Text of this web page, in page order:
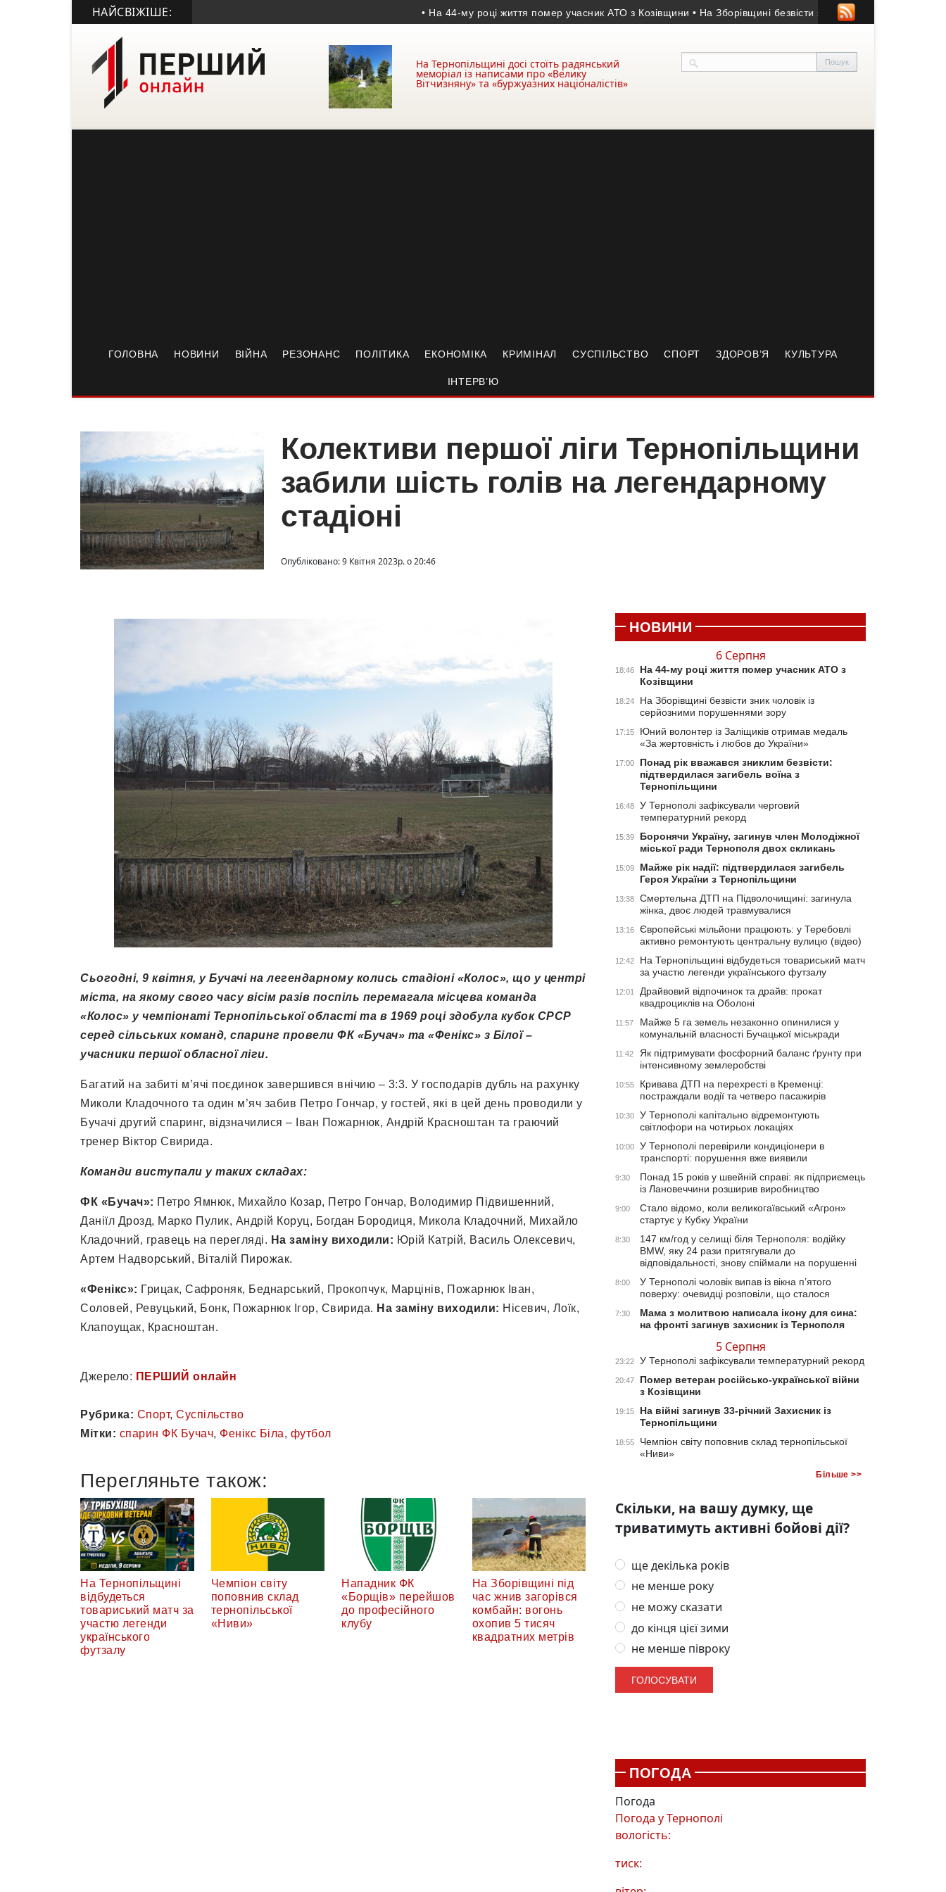
НАЙСВІЖІШЕ: • На 44-му році життя помер учасник АТО з Козівщини • На Зборівщині безвісти зник чоловік із серйозними
На Тернопільщині досі стоїть радянський
меморіал із написами про «Велику
Вітчизняну» та «буржуазних націоналістів»
ГОЛОВНА НОВИНИ ВІЙНА РЕЗОНАНС ПОЛІТИКА ЕКОНОМІКА КРИМІНАЛ СУСПІЛЬСТВО СПОРТ ЗДОРОВ’Я КУЛЬТУРА
ІНТЕРВ’Ю
Колективи першої ліги Тернопільщини
забили шість голів на легендарному
стадіоні
Опубліковано: 9 Квітня 2023р. о 20:46
Сьогодні, 9 квітня, у Бучачі на легендарному колись стадіоні «Колос», що у центрі
міста, на якому свого часу вісім разів поспіль перемагала місцева команда
«Колос» у чемпіонаті Тернопільської області та в 1969 році здобула кубок СРСР
серед сільських команд, спаринг провели ФК «Бучач» та «Фенікс» з Білої –
учасники першої обласної ліги.
Багатий на забиті м’ячі поєдинок завершився внічию – 3:3. У господарів дубль на рахунку
Миколи Кладочного та один м’яч забив Петро Гончар, у гостей, які в цей день проводили у
Бучачі другий спаринг, відзначилися – Іван Пожарнюк, Андрій Красноштан та граючий
тренер Віктор Свирида.
Команди виступали у таких складах:
ФК «Бучач»: Петро Ямнюк, Михайло Козар, Петро Гончар, Володимир Підвишенний,
Даніїл Дрозд, Марко Пулик, Андрій Коруц, Богдан Бородиця, Микола Кладочний, Михайло
Кладочний, гравець на перегляді. На заміну виходили: Юрій Катрій, Василь Олексевич,
Артем Надворський, Віталій Пирожак.
«Фенікс»: Грицак, Сафроняк, Беднарський, Прокопчук, Марцінів, Пожарнюк Іван,
Соловей, Ревуцький, Бонк, Пожарнюк Ігор, Свирида. На заміну виходили: Нісевич, Лоїк,
Клапоущак, Красноштан.
Джерело: ПЕРШИЙ онлайн
Рубрика: Спорт, Суспільство
Мітки: спарин ФК Бучач, Фенікс Біла, футбол
Перегляньте також:
На Тернопільщині
відбудеться
товариський матч за
участю легенди
українського
футзалу
Чемпіон світу
поповнив склад
тернопільської
«Ниви»
Нападник ФК
«Борщів» перейшов
до професійного
клубу
На Зборівщині під
час жнив загорівся
комбайн: вогонь
охопив 5 тисяч
квадратних метрів
НОВИНИ
6 Серпня
18:46
На 44-му році життя помер учасник АТО з
Козівщини
18:24
На Зборівщині безвісти зник чоловік із
серйозними порушеннями зору
17:15
Юний волонтер із Заліщиків отримав медаль
«За жертовність і любов до України»
17:00
Понад рік вважався зниклим безвісти:
підтвердилася загибель воїна з
Тернопільщини
16:48
У Тернополі зафіксували черговий
температурний рекорд
15:39
Боронячи Україну, загинув член Молодіжної
міської ради Тернополя двох скликань
15:09
Майже рік надії: підтвердилася загибель
Героя України з Тернопільщини
13:38
Смертельна ДТП на Підволочищині: загинула
жінка, двоє людей травмувалися
13:16
Європейські мільйони працюють: у Теребовлі
активно ремонтують центральну вулицю (відео)
12:42
На Тернопільщині відбудеться товариський матч
за участю легенди українського футзалу
12:01
Драйвовий відпочинок та драйв: прокат
квадроциклів на Оболоні
11:57
Майже 5 га земель незаконно опинилися у
комунальній власності Бучацької міськради
11:42
Як підтримувати фосфорний баланс ґрунту при
інтенсивному землеробстві
10:55
Кривава ДТП на перехресті в Кременці:
постраждали водії та четверо пасажирів
10:30
У Тернополі капітально відремонтують
світлофори на чотирьох локаціях
10:00
У Тернополі перевірили кондиціонери в
транспорті: порушення вже виявили
9:30
Понад 15 років у швейній справі: як підприємець
із Лановеччини розширив виробництво
9:00
Стало відомо, коли великогаївський «Агрон»
стартує у Кубку України
8:30
147 км/год у селищі біля Тернополя: водійку
BMW, яку 24 рази притягували до
відповідальності, знову спіймали на порушенні
8:00
У Тернополі чоловік випав із вікна п’ятого
поверху: очевидці розповіли, що сталося
7:30
Мама з молитвою написала ікону для сина:
на фронті загинув захисник із Тернополя
5 Серпня
23:22 У Тернополі зафіксували температурний рекорд
20:47
Помер ветеран російсько-української війни
з Козівщини
19:15
На війні загинув 33-річний Захисник із
Тернопільщини
18:55
Чемпіон світу поповнив склад тернопільської
«Ниви»
Більше >>
Скільки, на вашу думку, ще
триватимуть активні бойові дії?
ще декілька років
не менше року
не можу сказати
до кінця цієї зими
не менше півроку
ПОГОДА
Погода
Погода уТернополі
вологість:
тиск: